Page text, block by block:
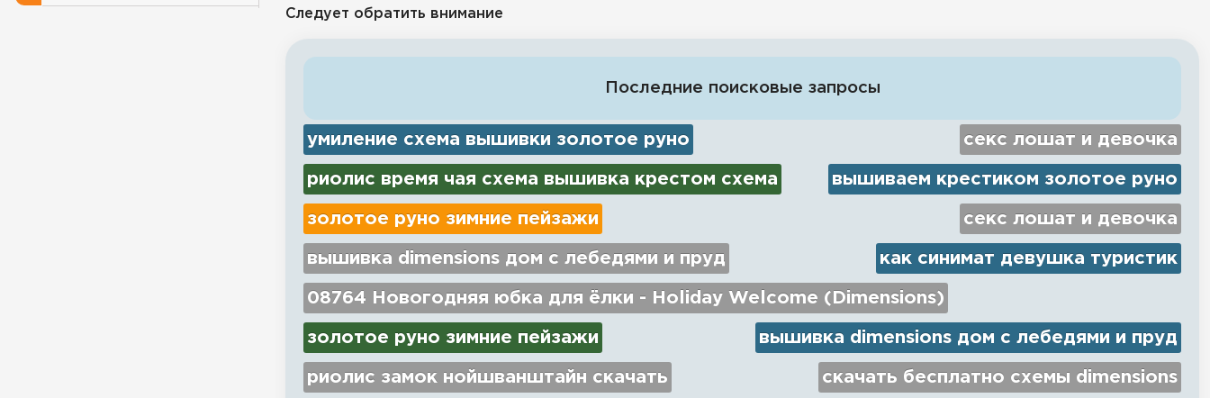
Следует обратить внимание
Последние поисковые запросы
умиление схема вышивки золотое руно секс лошат и девочка
риолис время чая схема вышивка крестом схема вышиваем крестиком золотое руно
золотое руно зимние пейзажи секс лошат и девочка
вышивка dimensions дом с лебедями и пруд как синимат девушка туристик
08764 Новогодняя юбка для ёлки - Holiday Welcome (Dimensions)
золотое руно зимние пейзажи вышивка dimensions дом с лебедями и пруд
риолис замок нойшванштайн скачать скачать бесплатно схемы dimensions